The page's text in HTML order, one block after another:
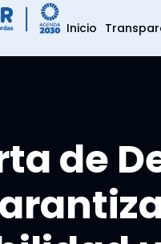
Inicio
de